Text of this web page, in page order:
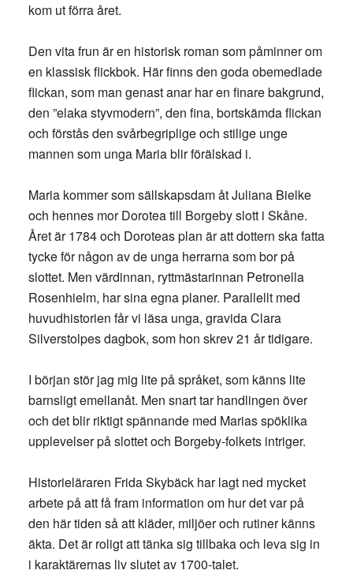
kom ut förra året.
Den vita frun är en historisk roman som påminner om
en klassisk flickbok. Här finns den goda obemedlade
flickan, som man genast anar har en finare bakgrund,
den ”elaka styvmodern”, den fina, bortskämda flickan
och förstås den svårbegriplige och stilige unge
mannen som unga Maria blir förälskad i.
Maria kommer som sällskapsdam åt Juliana Bielke
och hennes mor Dorotea till Borgeby slott i Skåne.
Året är 1784 och Doroteas plan är att dottern ska fatta
tycke för någon av de unga herrarna som bor på
slottet. Men värdinnan, ryttmästarinnan Petronella
Rosenhielm, har sina egna planer. Parallellt med
huvudhistorien får vi läsa unga, gravida Clara
Silverstolpes dagbok, som hon skrev 21 år tidigare.
I början stör jag mig lite på språket, som känns lite
barnsligt emellanåt. Men snart tar handlingen över
och det blir riktigt spännande med Marias spöklika
upplevelser på slottet och Borgeby-folkets intriger.
Historieläraren Frida Skybäck har lagt ned mycket
arbete på att få fram information om hur det var på
den här tiden så att kläder, miljöer och rutiner känns
äkta. Det är roligt att tänka sig tillbaka och leva sig in
i karaktärernas liv slutet av 1700-talet.